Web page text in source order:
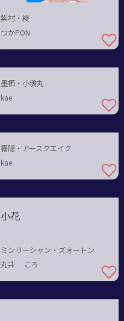
紫村・綾
つかPON
墨栖・小鴉丸
kae
霧隠・アースクエイク
kae
小花
ミンリーシャン・ズォートン
丸井 ころ